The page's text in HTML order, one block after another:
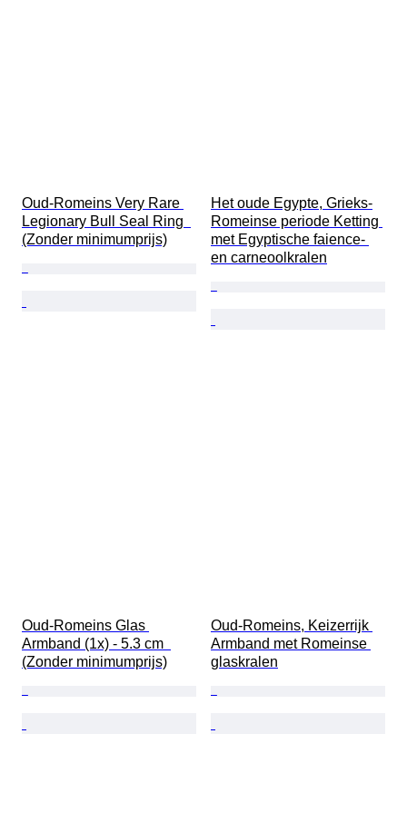
Oud-Romeins Very Rare
Legionary Bull Seal Ring
(Zonder minimumprijs)
Het oude Egypte, Grieks-
Romeinse periode Ketting
met Egyptische faience-
en carneoolkralen
Oud-Romeins Glas
Armband (1x) - 5.3 cm
(Zonder minimumprijs)
Oud-Romeins, Keizerrijk
Armband met Romeinse
glaskralen